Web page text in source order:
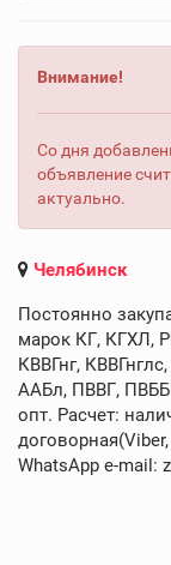
Внимание!
Со дня
объявление
актуально.
Челябинск
Постоянно
марок КГ, КГХЛ,
КВВГнг,
ААБл, ПВВГ,
опт. Расчет:
WhatsApp e-mail: